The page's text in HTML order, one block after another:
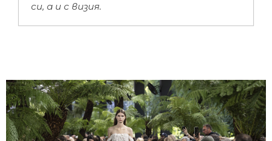
си, а и с визия.